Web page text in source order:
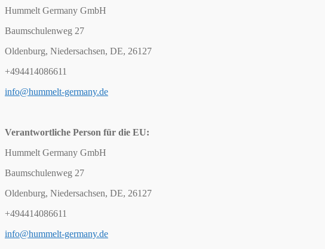
Hummelt Germany GmbH
Baumschulenweg 27
Oldenburg, Niedersachsen, DE, 26127
+494414086611
info@hummelt-germany.de
Verantwortliche Person für die EU:
Hummelt Germany GmbH
Baumschulenweg 27
Oldenburg, Niedersachsen, DE, 26127
+494414086611
info@hummelt-germany.de